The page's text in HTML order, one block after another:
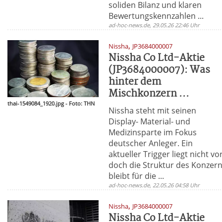
soliden Bilanz und klaren
Bewertungskennzahlen ...
ad-hoc-news.de, 29.05.26 22:46 Uhr
thai-1549084_1920.jpg - Foto: THN
Nissha, JP3684000007
Nissha Co Ltd-Aktie
(JP3684000007): Was
hinter dem
Mischkonzern ...
Nissha steht mit seinen
Display- Material- und
Medizinsparte im Fokus
deutscher Anleger. Ein
aktueller Trigger liegt nicht
doch die Struktur des
bleibt für die ...
ad-hoc-news.de, 22.05.26 04:58 Uhr
Nissha, JP3684000007
Nissha Co Ltd-Aktie